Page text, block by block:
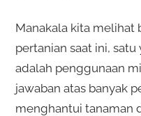
Manakala kita melihat
pertanian saat ini,
adalah penggunaan
jawaban atas banyak
menghantui tanaman